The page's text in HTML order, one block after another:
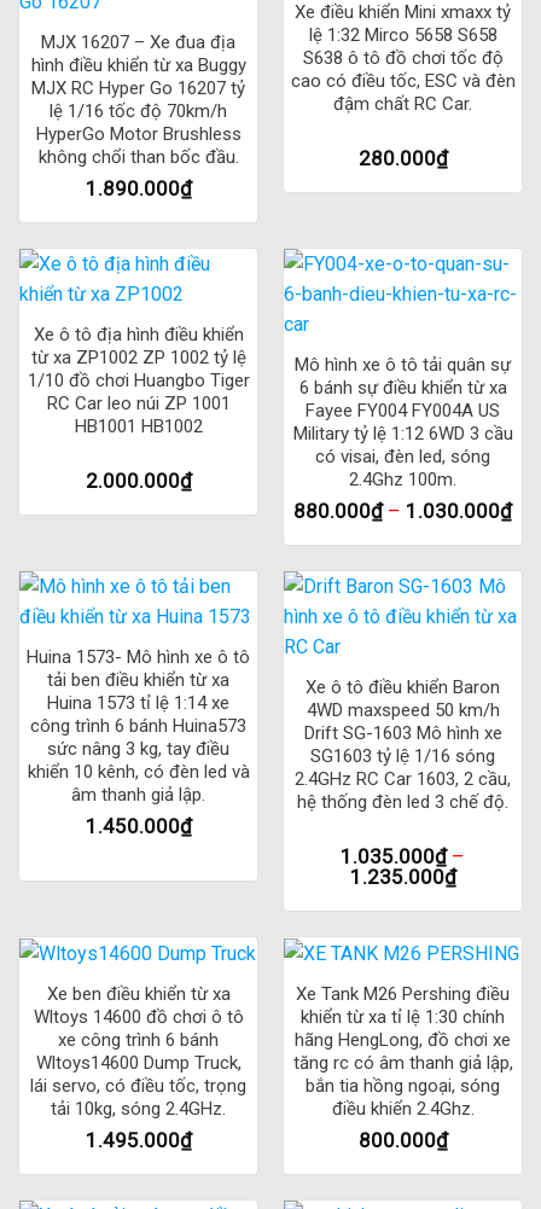
MJX 16207 – Xe đua địa
hình điều khiển từ xa Buggy
MJX RC Hyper Go 16207 tỷ
lệ 1/16 tốc độ 70km/h
HyperGo Motor Brushless
không chổi than bốc đầu.
1.890.000₫
Xe điều khiển Mini xmaxx tỷ
lệ 1:32 Mirco 5658 S658
S638 ô tô đồ chơi tốc độ
cao có điều tốc, ESC và đèn
đậm chất RC Car.
280.000₫
Xe ô tô địa hình điều khiển
từ xa ZP1002 ZP 1002 tỷ lệ
1/10 đồ chơi Huangbo Tiger
RC Car leo núi ZP 1001
HB1001 HB1002
2.000.000₫
Mô hình xe ô tô tải quân sự
6 bánh sự điều khiển từ xa
Fayee FY004 FY004A US
Military tỷ lệ 1:12 6WD 3 cầu
có visai, đèn led, sóng
2.4Ghz 100m.
880.000₫– 1.030.000₫
Huina 1573- Mô hình xe ô tô
tải ben điều khiển từ xa
Huina 1573 tỉ lệ 1:14 xe
công trình 6 bánh Huina573
sức nâng 3 kg, tay điều
khiển 10 kênh, có đèn led và
âm thanh giả lập.
1.450.000₫
Xe ô tô điều khiển Baron
4WD maxspeed 50 km/h
Drift SG-1603 Mô hình xe
SG1603 tỷ lệ 1/16 sóng
2.4GHz RC Car 1603, 2 cầu,
hệ thống đèn led 3 chế độ.
1.035.000₫–
1.235.000₫
Xe ben điều khiển từ xa
Wltoys 14600 đồ chơi ô tô
xe công trình 6 bánh
Wltoys14600 Dump Truck,
lái servo, có điều tốc, trọng
tải 10kg, sóng 2.4GHz.
1.495.000₫
Xe Tank M26 Pershing điều
khiển từ xa tỉ lệ 1:30 chính
hãng HengLong, đồ chơi xe
tăng rc có âm thanh giả lập,
bắn tia hồng ngoại, sóng
điều khiển 2.4Ghz.
800.000₫